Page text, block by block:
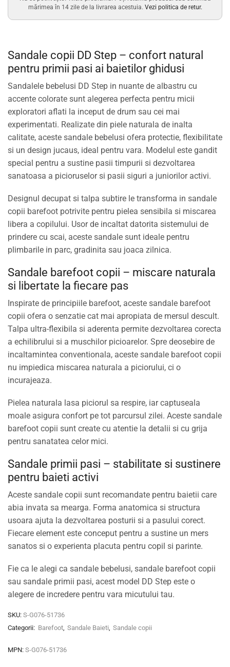
mărimea în 14 zile de la livrarea acestuia. Vezi politica de retur.
Sandale copii DD Step – confort natural
pentru primii pasi ai baietilor ghidusi
Sandalele bebelusi DD Step in nuante de albastru cu
accente colorate sunt alegerea perfecta pentru micii
exploratori aflati la inceput de drum sau cei mai
experimentati. Realizate din piele naturala de inalta
calitate, aceste sandale bebelusi ofera protectie, flexibilitate
si un design jucaus, ideal pentru vara. Modelul este gandit
special pentru a sustine pasii timpurii si dezvoltarea
sanatoasa a picioruselor si pasii siguri a juniorilor activi.
Designul decupat si talpa subtire le transforma in sandale
copii barefoot potrivite pentru pielea sensibila si miscarea
libera a copilului. Usor de incaltat datorita sistemului de
prindere cu scai, aceste sandale sunt ideale pentru
plimbarile in parc, gradinita sau joaca zilnica.
Sandale barefoot copii – miscare naturala
si libertate la fiecare pas
Inspirate de principiile barefoot, aceste sandale barefoot
copii ofera o senzatie cat mai apropiata de mersul descult.
Talpa ultra-flexibila si aderenta permite dezvoltarea corecta
a echilibrului si a muschilor picioarelor. Spre deosebire de
incaltamintea conventionala, aceste sandale barefoot copii
nu impiedica miscarea naturala a piciorului, ci o
incurajeaza.
Pielea naturala lasa piciorul sa respire, iar captuseala
moale asigura confort pe tot parcursul zilei. Aceste sandale
barefoot copii sunt create cu atentie la detalii si cu grija
pentru sanatatea celor mici.
Sandale primii pasi – stabilitate si sustinere
pentru baieti activi
Aceste sandale copii sunt recomandate pentru baietii care
abia invata sa mearga. Forma anatomica si structura
usoara ajuta la dezvoltarea posturii si a pasului corect.
Fiecare element este conceput pentru a sustine un mers
sanatos si o experienta placuta pentru copil si parinte.
Fie ca le alegi ca sandale bebelusi, sandale barefoot copii
sau sandale primii pasi, acest model DD Step este o
alegere de incredere pentru vara micutului tau.
SKU: S-G076-51736
Categorii: Barefoot Sandale Baieti Sandale copii
MPN: S-G076-51736